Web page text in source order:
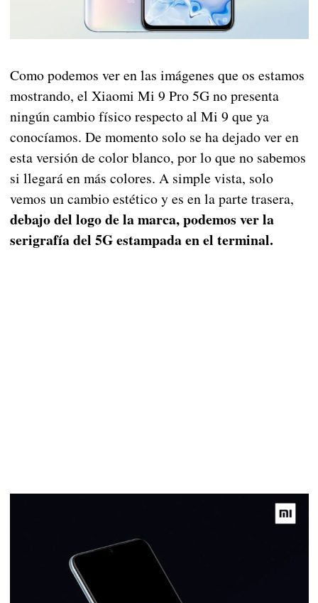
Como podemos ver en las imágenes que os estamos
mostrando, el Xiaomi Mi 9 Pro 5G no presenta
ningún cambio físico respecto al Mi 9 que ya
conocíamos. De momento solo se ha dejado ver en
esta versión de color blanco, por lo que no sabemos
si llegará en más colores. A simple vista, solo
vemos un cambio estético y es en la parte trasera,
debajo del logo de la marca, podemos ver la
serigrafía del 5G estampada en el terminal.